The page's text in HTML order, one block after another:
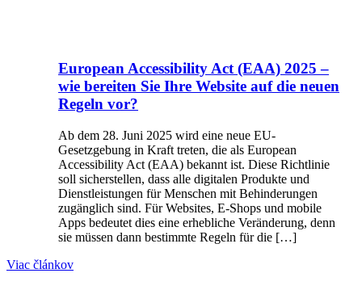
European Accessibility Act (EAA) 2025 –
wie bereiten Sie Ihre Website auf die neuen
Regeln vor?
Ab dem 28. Juni 2025 wird eine neue EU-
Gesetzgebung in Kraft treten, die als European
Accessibility Act (EAA) bekannt ist. Diese Richtlinie
soll sicherstellen, dass alle digitalen Produkte und
Dienstleistungen für Menschen mit Behinderungen
zugänglich sind. Für Websites, E-Shops und mobile
Apps bedeutet dies eine erhebliche Veränderung, denn
sie müssen dann bestimmte Regeln für die […]
Viac článkov